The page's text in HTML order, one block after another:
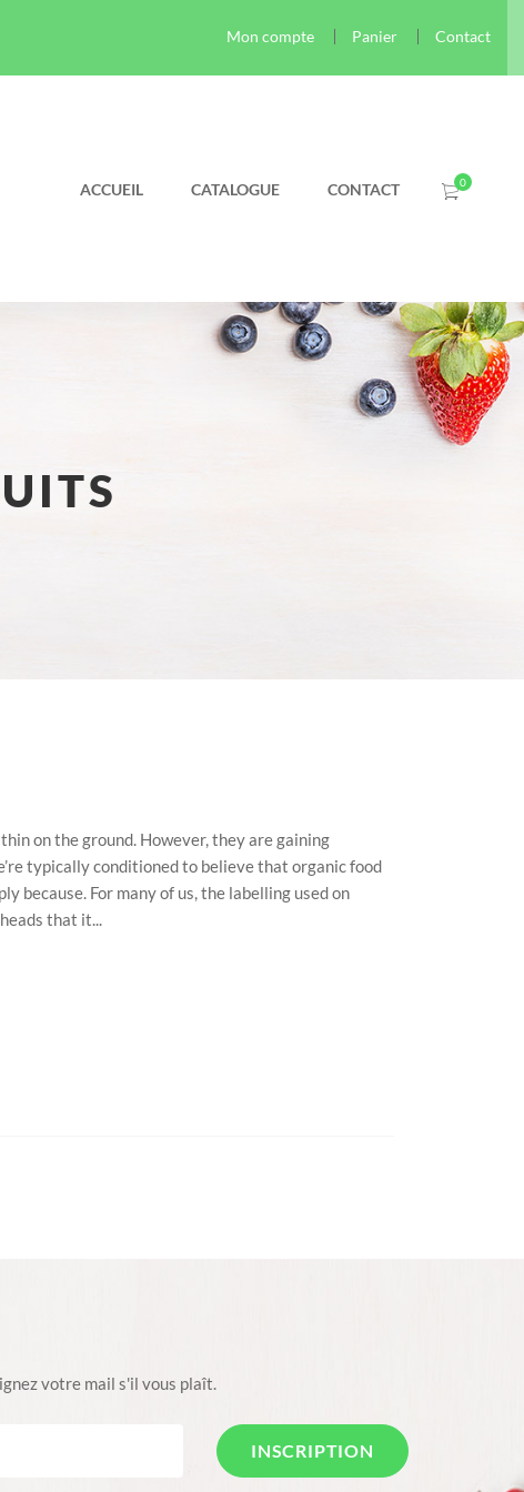
Mon compte Panier Contact
ACCUEIL CATALOGUE CONTACT
on the ground. However, they are gaining
typically conditioned to believe that organic food
because. For many of us, the labelling used on
that it...
votre mail s'il vous plaît.